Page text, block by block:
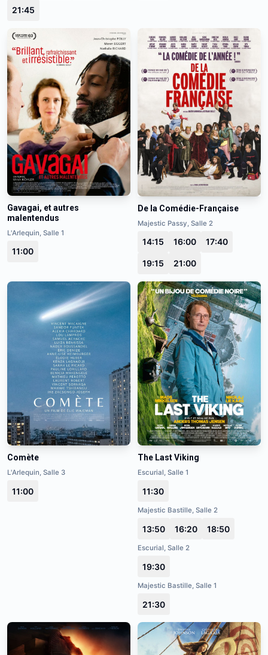
21:45
Gavagai, et autres
malentendus
L'Arlequin, Salle 1
11:00
De la Comédie-Française
Majestic Passy, Salle 2
14:15 16:00 17:40
19:15 21:00
Comète
L'Arlequin, Salle 3
11:00
The Last Viking
Escurial, Salle 1
11:30
Majestic Bastille, Salle 2
13:50 16:20 18:50
Escurial, Salle 2
19:30
Majestic Bastille, Salle 1
21:30